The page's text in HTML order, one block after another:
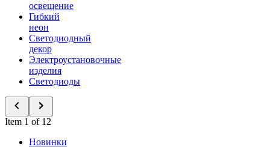
освещение
Гибкий
неон
Светодиодный
декор
Электроустановочные
изделия
Светодиоды
Item 1 of 12
Новинки